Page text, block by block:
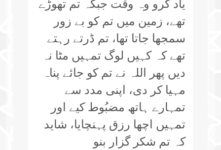
یاد کرو وہ وقت جبکہ تم تھوڑے
تھے، زمین میں تم کو بے زور
سمجھا جاتا تھا، تم ڈرتے رہتے
تھے کہ کہیں لوگ تمہیں مٹا نہ
دیں پھر اللہ نے تم کو جائے پناہ
مہیا کر دی، اپنی مدد سے
تمہارے ہاتھ مضبُوط کیے اور
تمہیں اچھا رزق پہنچایا، شاید
کہ تم شکر گزار بنو